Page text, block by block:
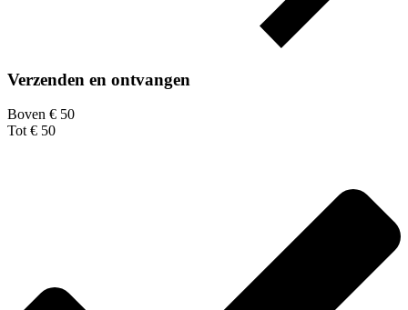
Verzenden en ontvangen
Boven € 50
Tot € 50